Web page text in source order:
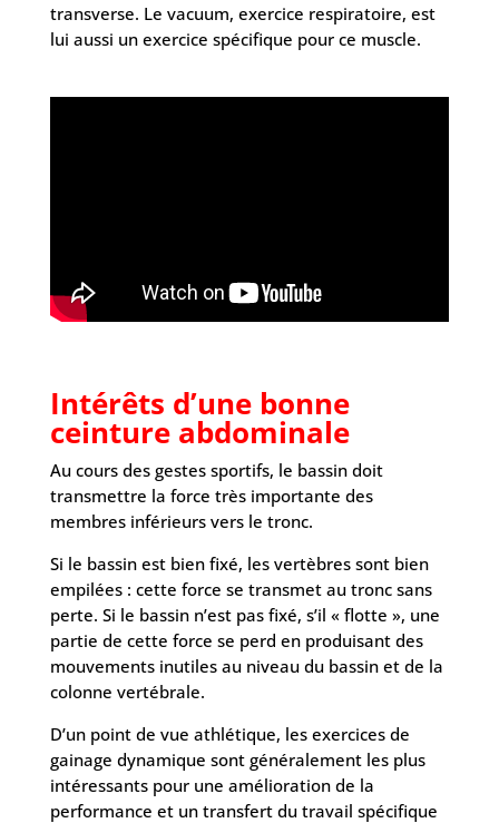
transverse. Le vacuum, exercice respiratoire, est
lui aussi un exercice spécifique pour ce muscle.
Intérêts d’une bonne
ceinture abdominale
Au cours des gestes sportifs, le bassin doit
transmettre la force très importante des
membres inférieurs vers le tronc.
Si le bassin est bien fixé, les vertèbres sont bien
empilées : cette force se transmet au tronc sans
perte. Si le bassin n’est pas fixé, s’il « flotte », une
partie de cette force se perd en produisant des
mouvements inutiles au niveau du bassin et de la
colonne vertébrale.
D’un point de vue athlétique, les exercices de
gainage dynamique sont généralement les plus
intéressants pour une amélioration de la
performance et un transfert du travail spécifique